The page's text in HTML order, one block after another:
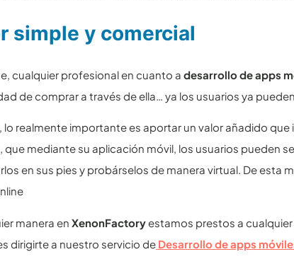
simple y comercial
cualquier profesional en cuanto adesarrollo de apps
de comprar a través de ella… ya los usuarios ya
lo realmente importante es aportar un valor añadido
que mediante su aplicación móvil, los usuarios pueden
en sus pies y probárselos de manera virtual. De esta
manera enXenonFactoryestamos prestos a
dirigirte a nuestro servicio de Desarrollo de apps